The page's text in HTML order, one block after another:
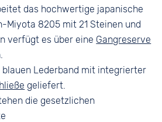
das hochwertige japanische
Miyota 8205 mit 21 Steinen und
verfügt es über eine Gangreserve
blauen Lederband mit integrierter
geliefert.
die gesetzlichen